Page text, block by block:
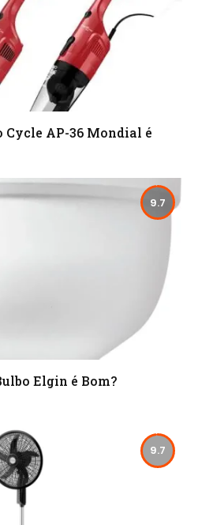
Cycle AP-36 Mondial é
9.7
Elgin é Bom?
9.7